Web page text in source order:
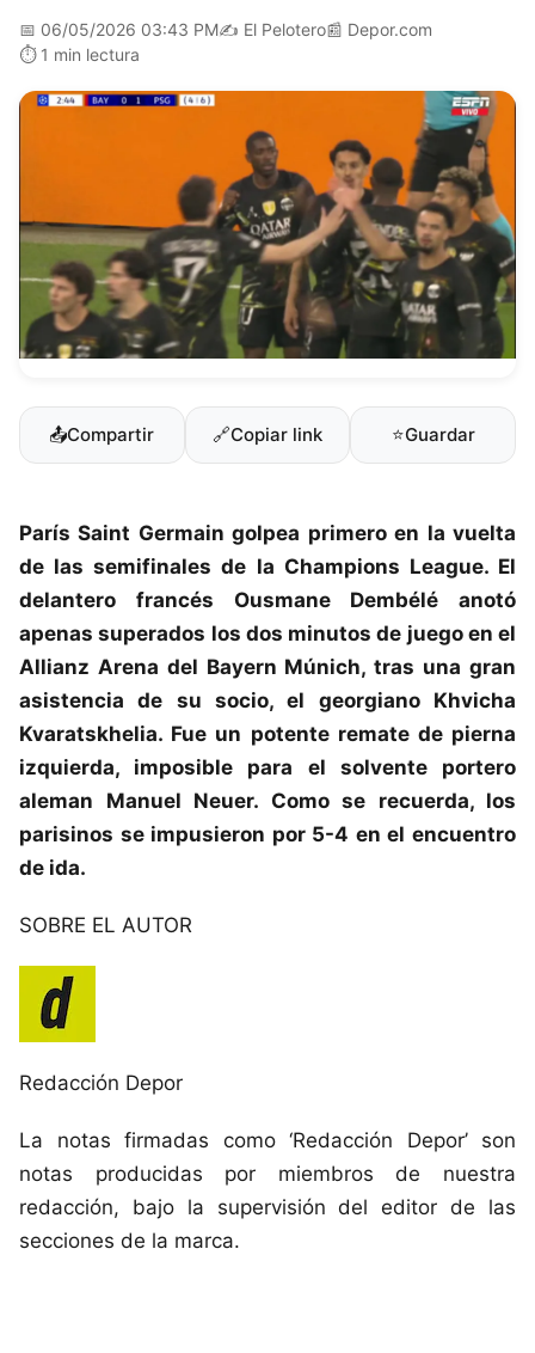
📅 06/05/2026 03:43 PM✍️ El Pelotero📰 Depor.com
⏱️ 1 min lectura
📤Compartir 🔗Copiar link ⭐Guardar
París Saint Germain golpea primero en la vuelta
de las semifinales de la Champions League. El
delantero francés Ousmane Dembélé anotó
apenas superados los dos minutos de juego en el
Allianz Arena del Bayern Múnich, tras una gran
asistencia de su socio, el georgiano Khvicha
Kvaratskhelia. Fue un potente remate de pierna
izquierda, imposible para el solvente portero
aleman Manuel Neuer. Como se recuerda, los
parisinos se impusieron por 5-4 en el encuentro
de ida.
SOBRE EL AUTOR
Redacción Depor
La notas firmadas como ‘Redacción Depor’ son
notas producidas por miembros de nuestra
redacción, bajo la supervisión del editor de las
secciones de la marca.